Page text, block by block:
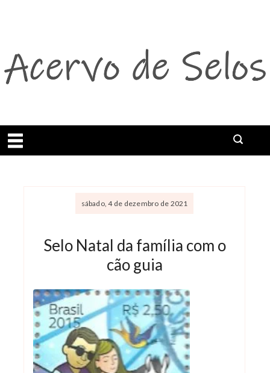
Abrir menu
sábado, 4 de dezembro de 2021
Selo Natal da família com o
cão guia